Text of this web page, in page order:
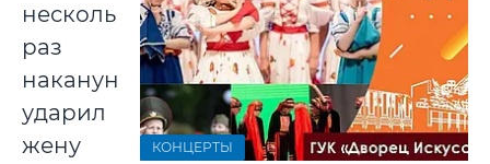
несколько
раз
накануне
ударил
жену
КОНЦЕРТЫ